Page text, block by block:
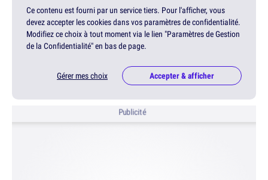
Ce contenu est fourni par un service tiers. Pour l'afficher, vous
devez accepter les cookies dans vos paramètres de confidentialité.
Modifiez ce choix à tout moment via le lien "Paramètres de Gestion
de la Confidentialité" en bas de page.
Gérer mes choix Accepter & afficher
Publicité